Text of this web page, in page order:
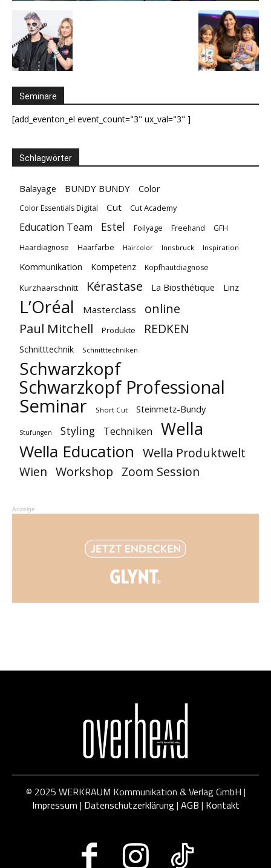
Seminare
[add_eventon_el event_count="3" ux_val="3" ]
Schlagwörter
Balayage BUNDY BUNDY Color
Color Essentials Digital Cut Cut Academy
Education Team Estel Foilyage Freehand
GFH
Haardiagnose
Haarfarbe Haircolor Innsbruck Inspiration
Kommunikation Kompetenz Kopfhautdiagnose
Kurzhaarschnitt Kérastase La Biosthétique Linz
L’Oréal Masterclass online
Paul Mitchell Produkte REDKEN
Schnitttechnik Schnitttechniken
Schwarzkopf
Schwarzkopf Professional
Seminar Short Cut Steinmetz-Bundy
Stufungen Styling Techniken Wella
Wella Education Wella Produktwelt
Wien Workshop Zoom Session
Anzeige
© 2025 WERKRAUM Kommunikation & Verlag GmbH |
Impressum | Datenschutzerklärung| AGB | Kontakt